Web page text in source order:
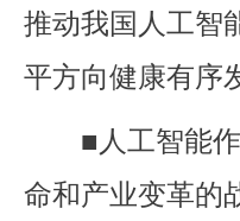
推动我国人工智
平方向健康有序
■人工智能作
命和产业变革的